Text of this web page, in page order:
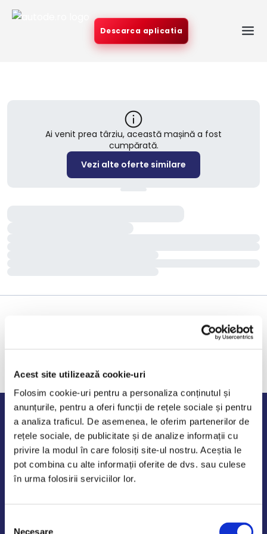
Acest site utilizează cookie-uri
Folosim cookie-uri pentru a personaliza conținutul și
anunțurile, pentru a oferi funcții de rețele sociale și pentru
a analiza traficul. De asemenea, le oferim partenerilor de
rețele sociale, de publicitate și de analize informații cu
privire la modul în care folosiți site-ul nostru. Aceștia le
pot combina cu alte informații oferite de dvs. sau culese
în urma folosirii serviciilor lor.
Necesare
Descarca aplicatia
Ai venit prea târziu, această mașină a fost
cumpărată.
Vezi alte oferte similare
Program de lucru
Luni - Vineri: 09:00-18:00
Sambata - Duminica: 10:00-14:00